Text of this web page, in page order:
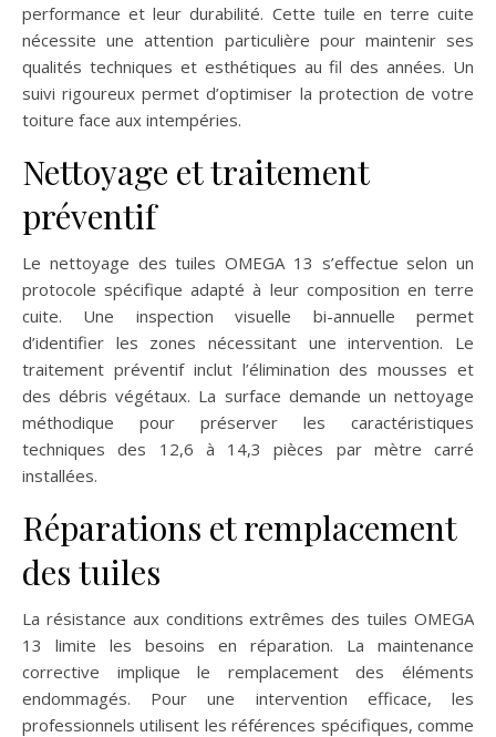
performance et leur durabilité. Cette tuile en terre cuite
nécessite une attention particulière pour maintenir ses
qualités techniques et esthétiques au fil des années. Un
suivi rigoureux permet d’optimiser la protection de votre
toiture face aux intempéries.
Nettoyage et traitement
préventif
Le nettoyage des tuiles OMEGA 13 s’effectue selon un
protocole spécifique adapté à leur composition en terre
cuite. Une inspection visuelle bi-annuelle permet
d’identifier les zones nécessitant une intervention. Le
traitement préventif inclut l’élimination des mousses et
des débris végétaux. La surface demande un nettoyage
méthodique pour préserver les caractéristiques
techniques des 12,6 à 14,3 pièces par mètre carré
installées.
Réparations et remplacement
des tuiles
La résistance aux conditions extrêmes des tuiles OMEGA
13 limite les besoins en réparation. La maintenance
corrective implique le remplacement des éléments
endommagés. Pour une intervention efficace, les
professionnels utilisent les références spécifiques, comme